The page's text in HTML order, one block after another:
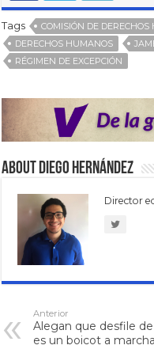
Tags
COMISIÓN DE
DERECHOS HUMANOS
RÉGIMEN DE EXCEPCIÓN
About Diego Hernández
Director
Anterior
Alegan que desfile
es un boicot a